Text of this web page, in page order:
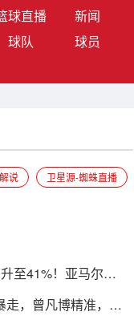
球直播
新闻
球队
球员
说 卫星源-蜘蛛直播
至41%！亚马尔
走，曾凡博精准，麦